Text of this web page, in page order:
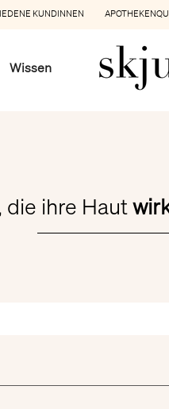
KUNDINNEN
Wissen
die ihre Haut